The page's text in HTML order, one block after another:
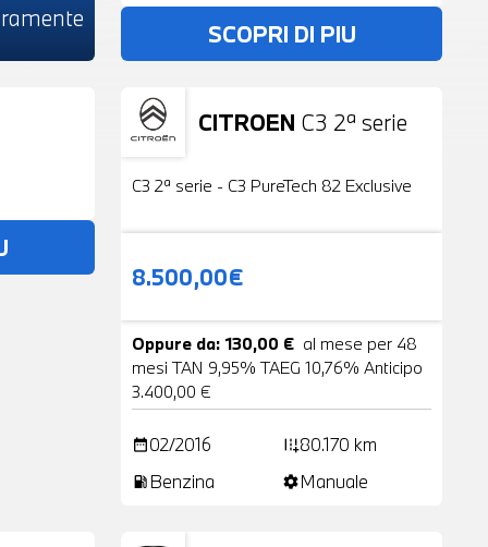
SCOPRI DI PIU
CITROEN C3 2ª serie
Usato 19 Foto
C3 2ª serie - C3 PureTech 82 Exclusive
8.500,00€
Oppure da: 130,00 € al mese per 48
mesi TAN 9,95% TAEG 10,76% Anticipo
3.400,00 €
date_range02/2016 add_road80.170 km
local_gas_station Benzina settingsManuale